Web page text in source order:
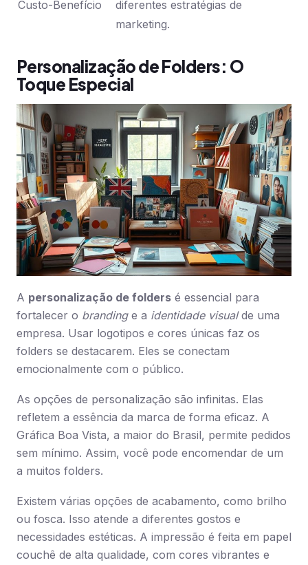
Custo-Benefício
diferentes estratégias de
marketing.
Personalização de Folders: O
Toque Especial
A personalização de folders é essencial para
fortalecer o brandinge a identidade visualde uma
empresa. Usar logotipos e cores únicas faz os
folders se destacarem. Eles se conectam
emocionalmente com o público.
As opções de personalização são infinitas. Elas
refletem a essência da marca de forma eficaz. A
Gráfica Boa Vista, a maior do Brasil, permite pedidos
sem mínimo. Assim, você pode encomendar de um
a muitos folders.
Existem várias opções de acabamento, como brilho
ou fosca. Isso atende a diferentes gostos e
necessidades estéticas. A impressão é feita em papel
couchê de alta qualidade, com cores vibrantes e